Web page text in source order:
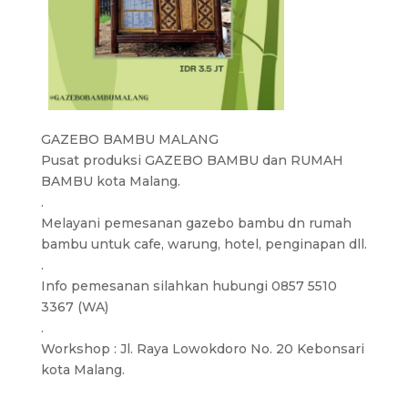
GAZEBO BAMBU MALANG
Pusat produksi GAZEBO BAMBU dan RUMAH
BAMBU kota Malang.
.
Melayani pemesanan gazebo bambu dn rumah
bambu untuk cafe, warung, hotel, penginapan dll.
.
Info pemesanan silahkan hubungi 0857 5510
3367 (WA)
.
Workshop : Jl. Raya Lowokdoro No. 20 Kebonsari
kota Malang.